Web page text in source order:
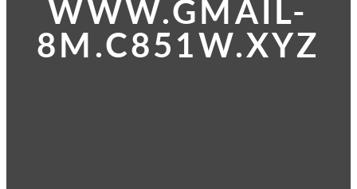
WWW.GMAIL-
8M.C851W.XYZ